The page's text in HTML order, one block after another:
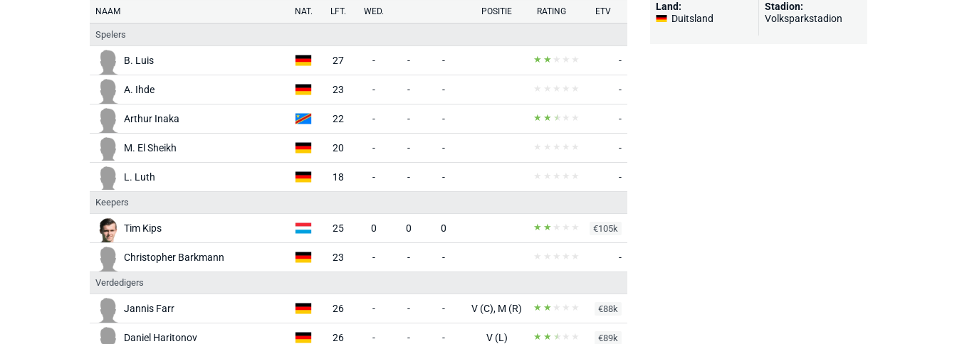
NAAM NAT. LFT. WED. POSITIE RATING ETV
Spelers
B. Luis 27 - - - -
A. Ihde 23 - - - -
Arthur Inaka 22 - - - -
M. El Sheikh 20 - - - -
L. Luth 18 - - - -
Keepers
Tim Kips 25 0 0 0 €105k
Christopher Barkmann 23 - - - -
Verdedigers
Jannis Farr 26 - - - V (C), M (R) €88k
Daniel Haritonov 26 - - - V (L) €89k
Land:
Duitsland
Stadion:
Volksparkstadion